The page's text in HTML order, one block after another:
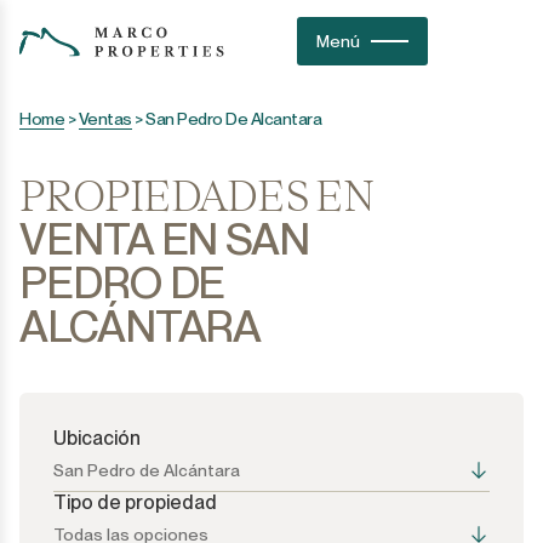
Menú
Home >Ventas >San Pedro De Alcantara
PROPIEDADES EN
VENTA EN SAN
PEDRO DE
ALCÁNTARA
Ubicación
San Pedro de Alcántara
Tipo de propiedad
Todas las opciones